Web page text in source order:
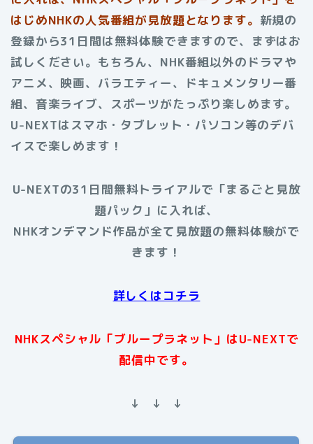
はじめNHKの人気番組が見放題となります。 新規の
登録から31日間は無料体験できますので、まずはお
試しください。もちろん、NHK番組以外のドラマや
アニメ、映画、バラエティー、ドキュメンタリー番
組、音楽ライブ、スポーツがたっぷり楽しめます。
U-NEXTはスマホ・タブレット・パソコン等のデバ
イスで楽しめます！
U-NEXTの31日間無料トライアルで「まるごと見放
題パック」に入れば、
NHKオンデマンド作品が全て見放題の無料体験がで
きます！
詳しくはコチラ
NHKスペシャル「ブループラネット」はU-NEXTで
配信中です。
↓ ↓ ↓